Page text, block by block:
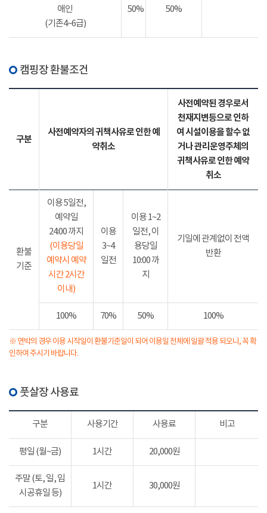
애인
(기존4~6급)
50% 50%
캠핑장 환불조건
구분
사전예약자의 귀책사유로 인한 예
약취소
사전예약된 경우로서
천재지변등으로 인하
여 시설이용을 할수 없
거나 관리운영주체의
귀책사유로 인한 예약
취소
환불
기준
이용 5일전,
예약일
24:00 까지
(이용당일
예약시 예약
시간 2시간
이내)
이용
3~4
일전
이용 1~2
일전, 이
용당일
10:00 까
지
기일에 관계없이 전액
반환
100% 70% 50% 100%
※ 연박의 경우 이용 시작일이 환불기준일이 되어 이용일 전체에 일괄 적용 되오니, 꼭 확
인하여 주시기 바랍니다.
풋살장 사용료
구분 사용기간 사용료 비고
평일 (월~금) 1시간 20,000원
주말 (토, 일, 임
시공휴일 등)
1시간 30,000원